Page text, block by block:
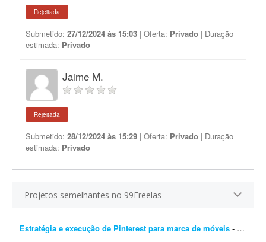
Rejeitada
Submetido: 27/12/2024 às 15:03 | Oferta: Privado | Duração
estimada: Privado
Jaime M.
Rejeitada
Submetido: 28/12/2024 às 15:29 | Oferta: Privado | Duração
estimada: Privado
Projetos semelhantes no 99Freelas
Estratégia e execução de Pinterest para marca de móveis - Preciso de um profissional com olhar atento e repertório refinado em design e arquitetura para repensar e construir a estratégia do Pinterest da minha marca de móveis. O proje...